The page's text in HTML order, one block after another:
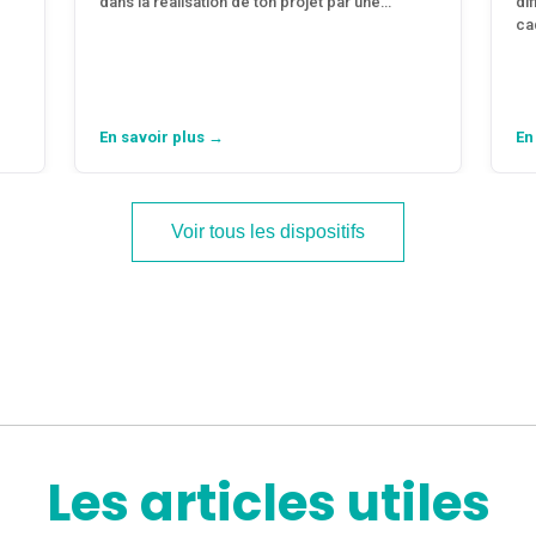
En savoir plus →
Voir tous les dispositifs
Les articles utiles